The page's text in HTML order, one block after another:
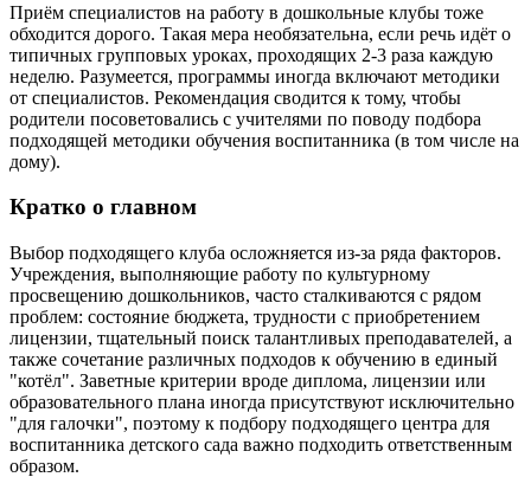
Приём специалистов на работу в дошкольные клубы тоже
обходится дорого. Такая мера необязательна, если речь идёт о
типичных групповых уроках, проходящих 2-3 раза каждую
неделю. Разумеется, программы иногда включают методики
от специалистов. Рекомендация сводится к тому, чтобы
родители посоветовались с учителями по поводу подбора
подходящей методики обучения воспитанника (в том числе на
дому).
Кратко о главном
Выбор подходящего клуба осложняется из-за ряда факторов.
Учреждения, выполняющие работу по культурному
просвещению дошкольников, часто сталкиваются с рядом
проблем: состояние бюджета, трудности с приобретением
лицензии, тщательный поиск талантливых преподавателей, а
также сочетание различных подходов к обучению в единый
"котёл". Заветные критерии вроде диплома, лицензии или
образовательного плана иногда присутствуют исключительно
"для галочки", поэтому к подбору подходящего центра для
воспитанника детского сада важно подходить ответственным
образом.